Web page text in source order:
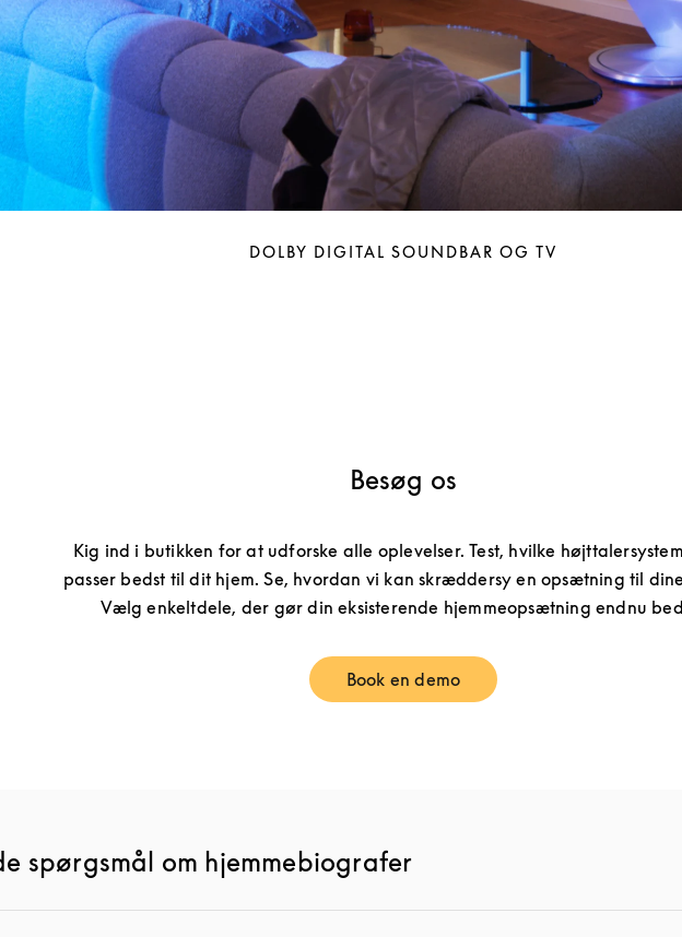
DOLBY DIGITAL SOUNDBAR OG TV
Besøg os
Kig ind i butikken for at udforske alle oplevelser. Test, hvilke
passer bedst til dit hjem. Se, hvordan vi kan skræddersy en opsætning til
Vælg enkeltdele, der gør din eksisterende hjemmeopsætning endnu
Book en demoLink Opens in New Tab
spørgsmål om hjemmebiografer